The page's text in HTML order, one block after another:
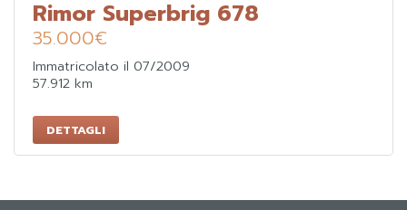
Rimor Superbrig 678
35.000€
Immatricolato il 07/2009
57.912 km
DETTAGLI